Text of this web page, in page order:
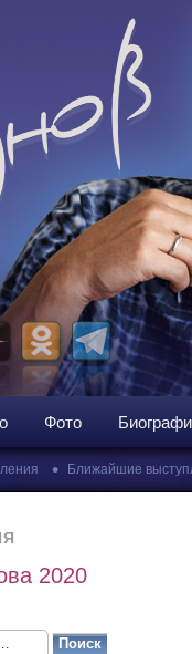
Фото
• Ближайшие
2020